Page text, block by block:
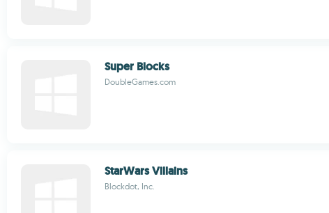
Super Blocks
DoubleGames.com
StarWars Villains
Blockdot, Inc.